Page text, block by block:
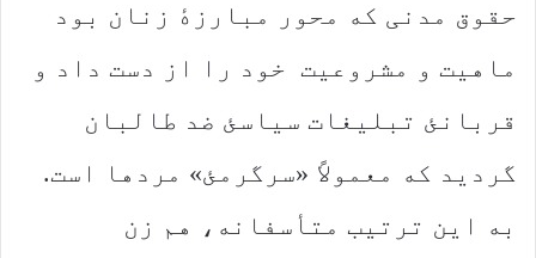
حقوق مدنی که محور مبارزهٔ زنان بود
ماهیت و مشروعیت خود را از دست داد و
قربانئ تبلیغات سیاسئ ضد طالبان
گردید که معمولاً «سرگرمئ» مردها است.
به این ترتیب متأسفانه، هم زن